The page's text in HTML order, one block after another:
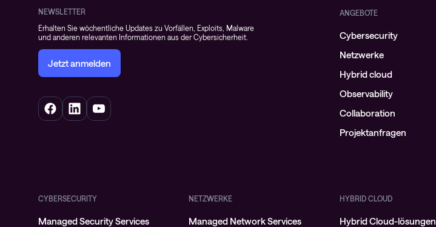
NEWSLETTER
Erhalten Sie wöchentliche Updates zu Vorfällen, Exploits, Malware
und anderen relevanten Informationen aus der Cybersicherheit.
Jetzt anmelden
ANGEBOTE
Cybersecurity
Netzwerke
Hybrid cloud
Observability
Collaboration
Projektanfragen
CYBERSECURITY
Managed Security Services
NETZWERKE
Managed Network Services
HYBRID CLOUD
Hybrid Cloud-lösungen